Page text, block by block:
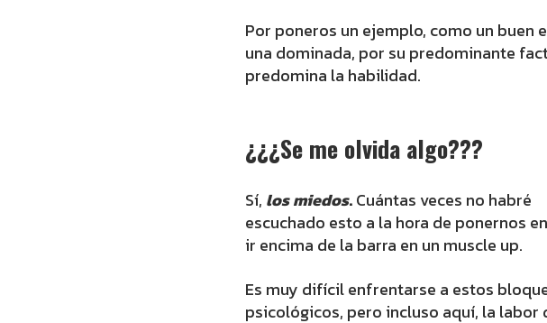
Por poneros un ejemplo, como un
una dominada, por su predominante
predomina la habilidad.
¿¿¿Se me olvida algo???
Sí, los miedos.Cuántas veces no habré
escuchado esto a la hora de ponernos
ir encima de la barra en un muscle up.
Es muy difícil enfrentarse a estos
psicológicos, pero incluso aquí, la labor